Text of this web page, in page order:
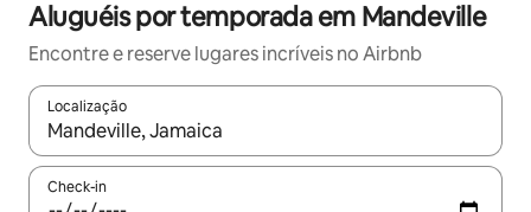
Aluguéis por temporada em Mandeville
Encontre e reserve lugares incríveis no Airbnb
Localização
Quando os resultados estiverem disponíveis, explore-os
Check-in